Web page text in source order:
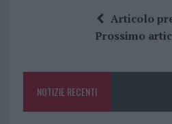
o
k
te
re
at
s
p
a
Articolo
Prossimo
NOTIZIE RECENTI